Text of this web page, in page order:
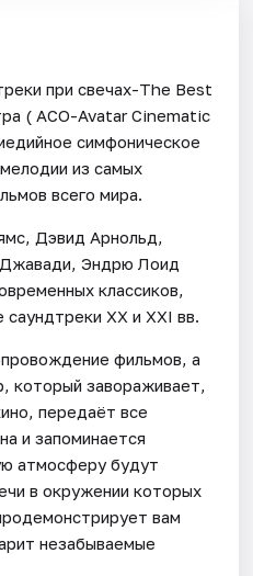
при свечах-The Best
( ACO-Avatar Cinematic
симфоническое
из самых
всего мира.
Дэвид Арнольд,
Эндрю Лоид
классиков,
XX и XXI вв.
фильмов, а
который завораживает,
передаёт все
и запоминается
атмосферу будут
в окружении которых
вам
незабываемые